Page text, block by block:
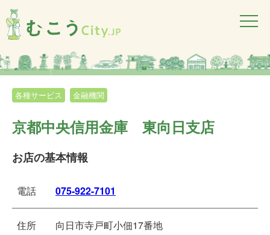
各種サービス 金融機関
京都中央信用金庫 東向日支店
お店の基本情報
電話 075-922-7101
住所 向日市寺戸町小佃17番地